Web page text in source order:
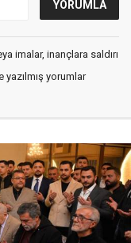
imalar, inançlara saldırı
yorumlar